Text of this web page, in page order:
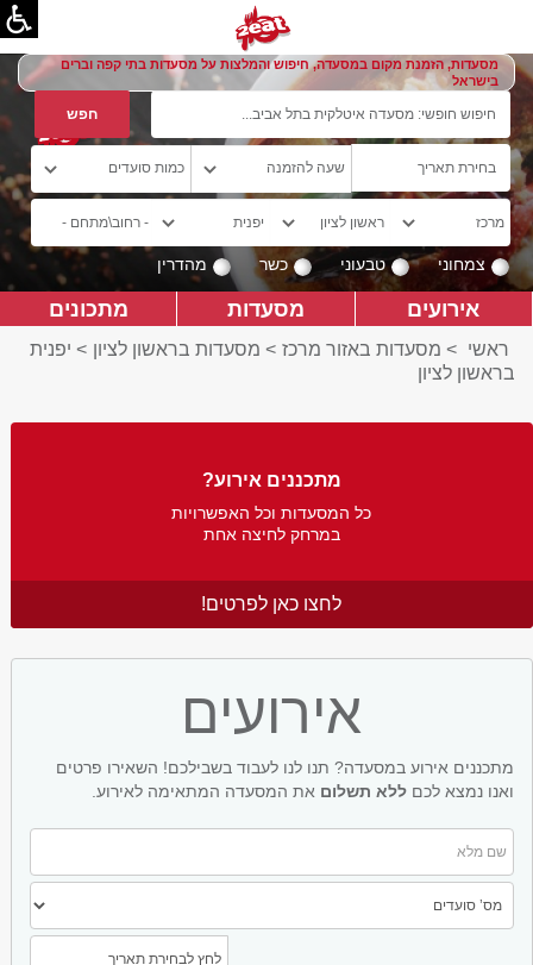
מסעדות, הזמנת מקום במסעדה, חיפוש והמלצות על מסעדות בתי קפה וברים
בישראל
צמחוני טבעוני כשר מהדרין
אירועים מסעדות מתכונים
ראשי > מסעדות באזור מרכז > מסעדות בראשון לציון > יפנית
בראשון לציון
מתכננים אירוע?
כל המסעדות וכל האפשרויות
במרחק לחיצה אחת
לחצו כאן לפרטים!
אירועים
מתכננים אירוע במסעדה? תנו לנו לעבוד בשבילכם! השאירו פרטים
ואנו נמצא לכם ללא תשלום את המסעדה המתאימה לאירוע.